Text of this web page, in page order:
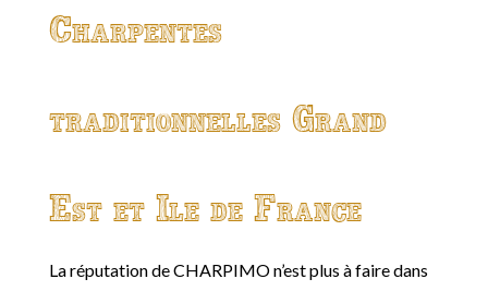
Charpentes
traditionnelles Grand
Est et Ile de France
La réputation de CHARPIMO n’est plus à faire dans